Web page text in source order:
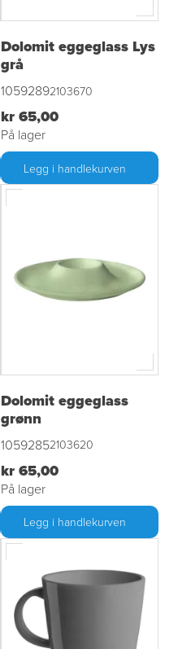
Dolomit eggeglass Lys
grå
10592892103670
kr 65,00
På lager
Legg i handlekurven
Dolomit eggeglass
grønn
10592852103620
kr 65,00
På lager
Legg i handlekurven